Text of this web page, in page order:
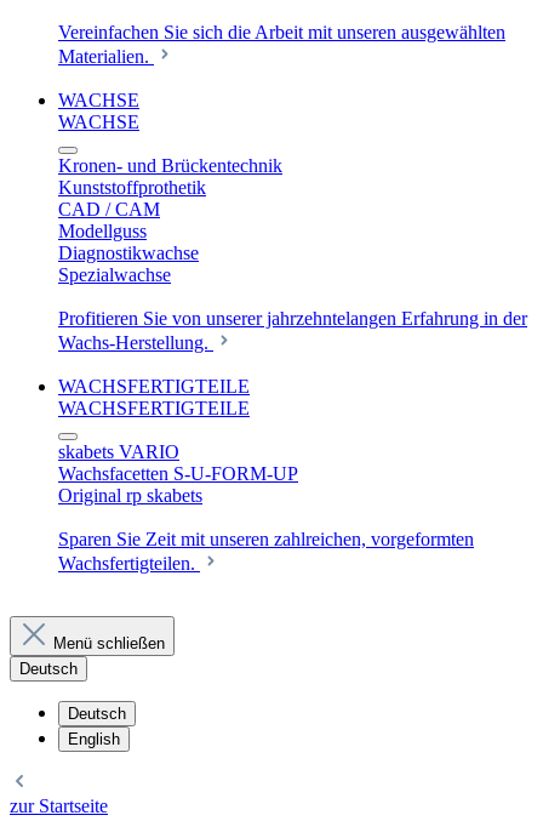
Vereinfachen Sie sich die Arbeit mit unseren ausgewählten
Materialien.
WACHSE
WACHSE
Kronen- und Brückentechnik
Kunststoffprothetik
CAD / CAM
Modellguss
Diagnostikwachse
Spezialwachse
Profitieren Sie von unserer jahrzehntelangen Erfahrung in der
Wachs-Herstellung.
WACHSFERTIGTEILE
WACHSFERTIGTEILE
skabets VARIO
Wachsfacetten S-U-FORM-UP
Original rp skabets
Sparen Sie Zeit mit unseren zahlreichen, vorgeformten
Wachsfertigteilen.
Menü schließen
Deutsch
Deutsch
English
zur Startseite